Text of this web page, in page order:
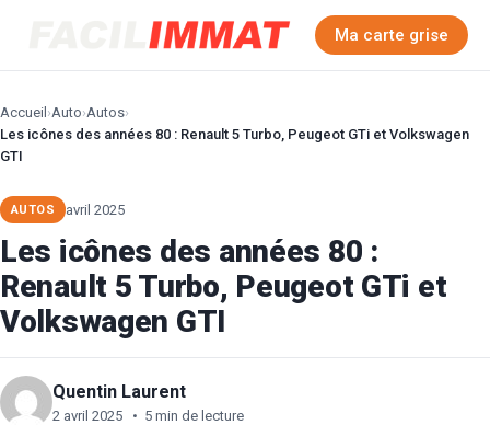
Ma carte grise
Accueil ›Auto›Autos›
Les icônes des années 80 : Renault 5 Turbo, Peugeot GTi et Volkswagen
GTI
AUTOS avril 2025
Les icônes des années 80 :
Renault 5 Turbo, Peugeot GTi et
Volkswagen GTI
Quentin Laurent
2 avril 2025 • 5 min de lecture